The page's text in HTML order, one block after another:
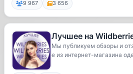
9 967 3 656
Лучшее на
Мы публикуем обзоры и
е из интернет-магазина